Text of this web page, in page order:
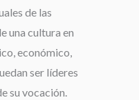
de las
una cultura en
económico,
ser líderes
su vocación.